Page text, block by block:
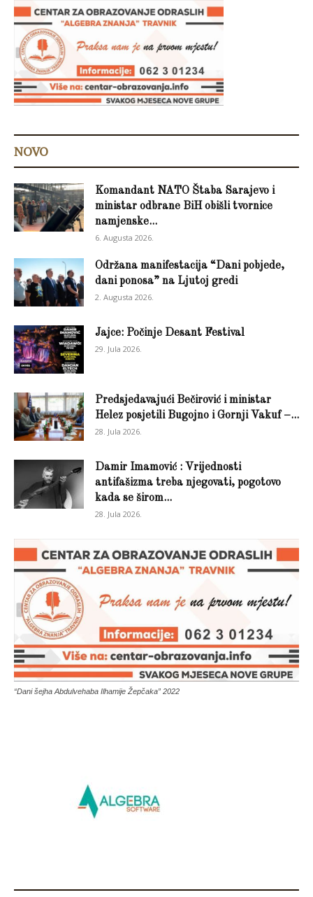
NOVO
Komandant NATO Štaba Sarajevo i
ministar odbrane BiH obišli tvornice
namjenske...
6. Augusta 2026.
Održana manifestacija “Dani pobjede,
dani ponosa” na Ljutoj gredi
2. Augusta 2026.
Jajce: Počinje Desant Festival
29. Jula 2026.
Predsjedavajući Bečirović i ministar
Helez posjetili Bugojno i Gornji Vakuf –...
28. Jula 2026.
Damir Imamović : Vrijednosti
antifašizma treba njegovati, pogotovo
kada se širom...
28. Jula 2026.
“Dani šejha Abdulvehaba Ilhamije Žepčaka” 2022